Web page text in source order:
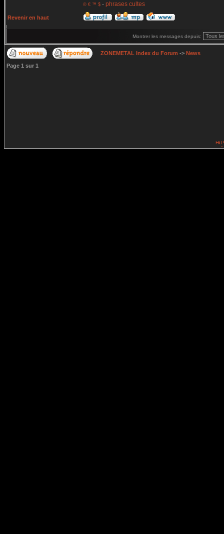
© € ™ $ - phrases cultes
Revenir en haut
Montrer les messages depuis:
ZONEMETAL Index du Forum -> News
Page 1 sur 1